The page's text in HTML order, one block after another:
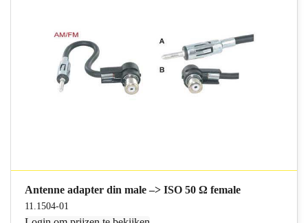
Antenne adapter din male –> ISO 50 Ω female
11.1504-01